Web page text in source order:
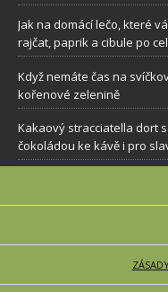
Jak na domácí lečo, které
rajčat, paprik a cibule po
Když nemáte čas na
kořenové zelenině
Kakaový stracciatella dort
čokoládou ke kávě i pro